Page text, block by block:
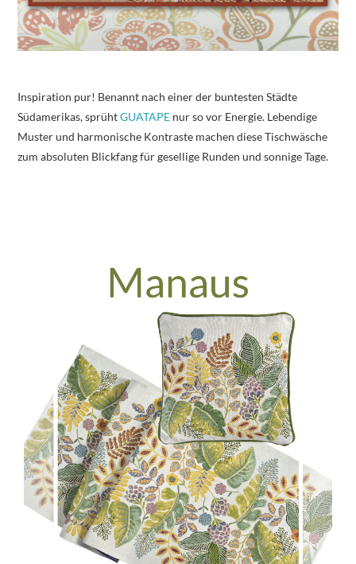
Inspiration pur! Benannt nach einer der buntesten Städte
Südamerikas, sprühtGUATAPE nur so vor Energie. Lebendige
Muster und harmonische Kontraste machen diese Tischwäsche
zum absoluten Blickfang für gesellige Runden und sonnige Tage.